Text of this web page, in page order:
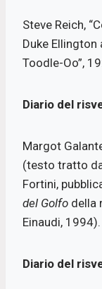
Steve Reich,
Duke Ellington
Toodle-Oo”,
Diario del
Margot
(testo tratto
Fortini,
del Golfo della
Einaudi, 1994).
Diario del